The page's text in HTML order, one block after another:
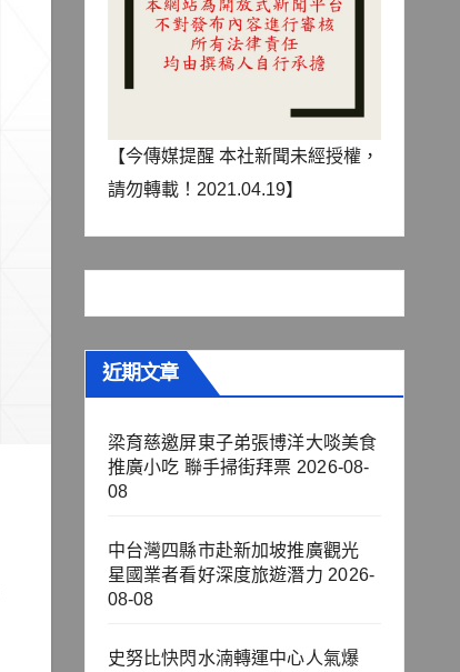
【今傳媒提醒 本社新聞未經授權，
請勿轉載！2021.04.19】
近期文章
梁育慈邀屏東子弟張博洋大啖美食
推廣小吃 聯手掃街拜票 2026-08-
08
中台灣四縣市赴新加坡推廣觀光
星國業者看好深度旅遊潛力 2026-
08-08
史努比快閃水湳轉運中心人氣爆